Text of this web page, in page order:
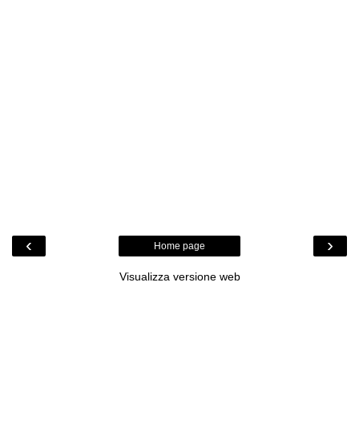
‹ ›
Home page
Visualizza versione web